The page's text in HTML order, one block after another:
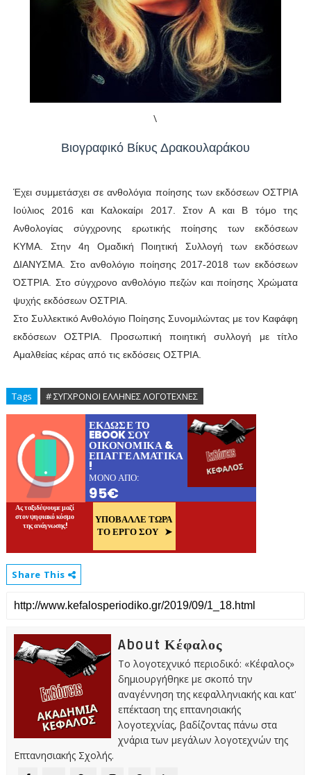
\
Βιογραφικό Βίκυς Δρακουλαράκου
Έχει συμμετάσχει σε ανθολόγια ποίησης των εκδόσεων ΟΣΤΡΙΑ
Ιούλιος 2016 και Καλοκαίρι 2017. Στον Α και Β τόμο της
Ανθολογίας σύγχρονης ερωτικής ποίησης των εκδόσεων
ΚΥΜΑ. Στην 4η Ομαδική Ποιητική Συλλογή των εκδόσεων
ΔΙΑΝΥΣΜΑ. Στο ανθολόγιο ποίησης 2017-2018 των εκδόσεων
ΌΣΤΡΙΑ. Στο σύγχρονο ανθολόγιο πεζών και ποίησηςΧρώματα
ψυχής εκδόσεων ΟΣΤΡΙΑ.
Στο Συλλεκτικό Ανθολόγιο Ποίησης Συνομιλώντας με τον Καφάφη
εκδόσεων ΟΣΤΡΙΑ. Προσωπική ποιητική συλλογή με τίτλο
Αμαλθείας κέρας από τις εκδόσεις ΟΣΤΡΙΑ.
Tags # ΣΥΓΧΡΟΝΟΙ ΕΛΛΗΝΕΣ ΛΟΓΟΤΕΧΝΕΣ
Share This
About Κέφαλος
Το λογοτεχνικό περιοδικό: «Κέφαλος»
δημιουργήθηκε με σκοπό την
αναγέννηση της κεφαλληνιακής και κατ'
επέκταση της επτανησιακής
λογοτεχνίας, βαδίζοντας πάνω στα
χνάρια των μεγάλων λογοτεχνών της
Επτανησιακής Σχολής.